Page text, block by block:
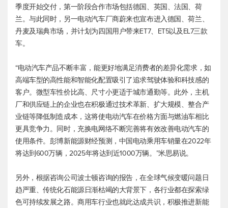
季度开始交付，第一阶段合作市场包括德国、英国、法国、荷
兰。与此同时，另一电动汽车厂商蔚来也宣布进入德国、荷兰、
丹麦及瑞典市场，并计划为四国用户带来ET7、ET5以及EL7三款
车。
“电动汽车产品不断丰富，能更好地满足消费者的差异化需求，如
高端车型的高性能和智能化配置吸引了追求驾驶体验和科技感的
客户。微型车性价比高、尺寸小更适于城市通勤等。此外，主机
厂和供应链上的企业也在积极通过技术革新、扩大规模、整合产
业链等降低制造成本，这将使电动汽车在价格方面与燃油车相比
更具竞争力。同时，充换电网络不断完善将有效改善电动汽车的
使用条件。彭博新能源财经预测，中国电动乘用车销量在2022年
将达到600万辆，2025年将达到近1000万辆。”米思易说。
另外，根据咨询公司波士顿咨询的报告，在全球气候变暖问题日
趋严重、传统化石能源日渐枯竭的大背景下，各行业都在探索绿
色可持续发展之路。商用车行业也就此达成共识，积极推进新能